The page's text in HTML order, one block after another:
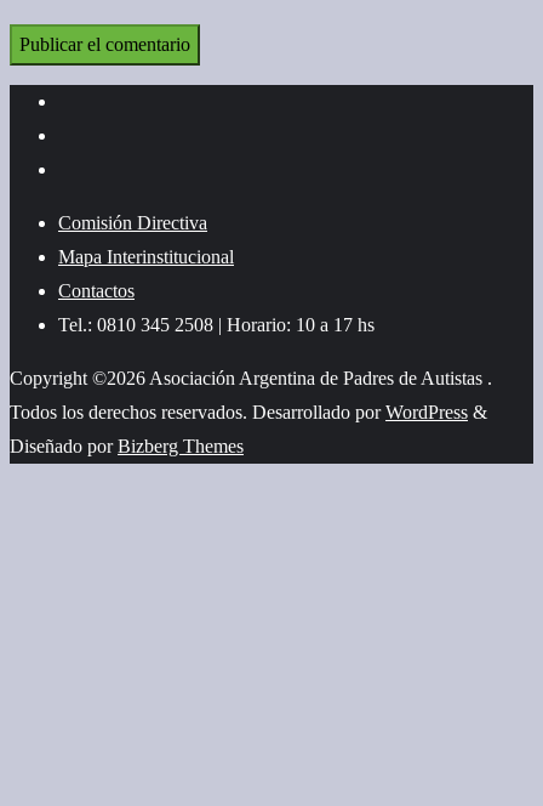
Comisión Directiva
Mapa Interinstitucional
Contactos
Tel.: 0810 345 2508 | Horario: 10 a 17 hs
Copyright ©2026 Asociación Argentina de Padres de Autistas .
Todos los derechos reservados. Desarrollado porWordPress &
Diseñado porBizberg Themes